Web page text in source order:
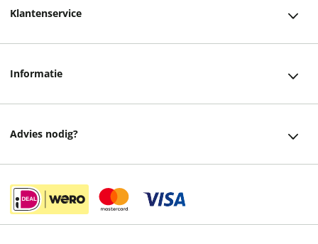
Klantenservice
Retourneren
Veelgestelde vragen
Informatie
Cadeaukaart
Advies nodig?
Instagram